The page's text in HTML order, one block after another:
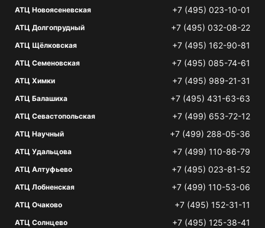
АТЦ Новоясеневская +7 (495) 023-10-01
АТЦ Долгопрудный +7 (495) 032-08-22
АТЦ Щёлковская +7 (495) 162-90-81
АТЦ Семеновская +7 (495) 085-74-61
АТЦ Химки +7 (495) 989-21-31
АТЦ Балашиха +7 (495) 431-63-63
АТЦ Севастопольская +7 (499) 653-72-12
АТЦ Научный +7 (499) 288-05-36
АТЦ Удальцова +7 (499) 110-86-79
АТЦ Алтуфьево +7 (495) 023-81-52
АТЦ Лобненская +7 (499) 110-53-06
АТЦ Очаково +7 (495) 152-31-11
АТЦ Солнцево +7 (495) 125-38-41